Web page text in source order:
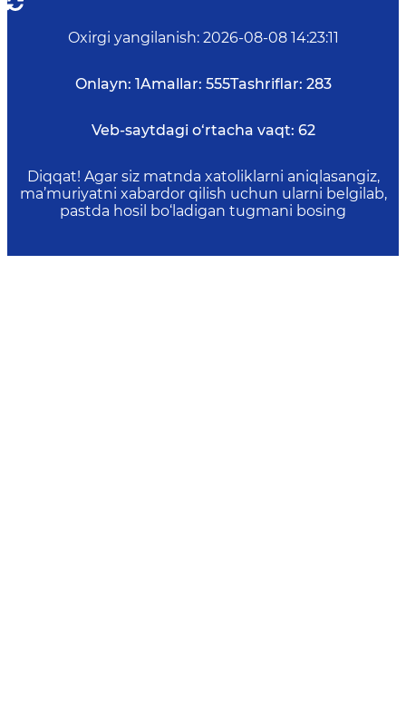
Oxirgi yangilanish: 2026-08-08 14:23:11
Onlayn: 1Amallar: 555Tashriflar: 283
Veb-saytdagi o‘rtacha vaqt: 62
Diqqat! Agar siz matnda xatoliklarni aniqlasangiz,
ma’muriyatni xabardor qilish uchun ularni belgilab,
pastda hosil bo‘ladigan tugmani bosing